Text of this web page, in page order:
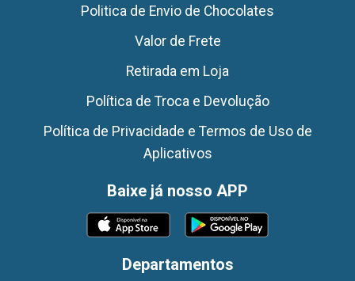
Politica de Envio de Chocolates
Valor de Frete
Retirada em Loja
Política de Troca e Devolução
Política de Privacidade e Termos de Uso de
Aplicativos
Baixe já nosso APP
Departamentos